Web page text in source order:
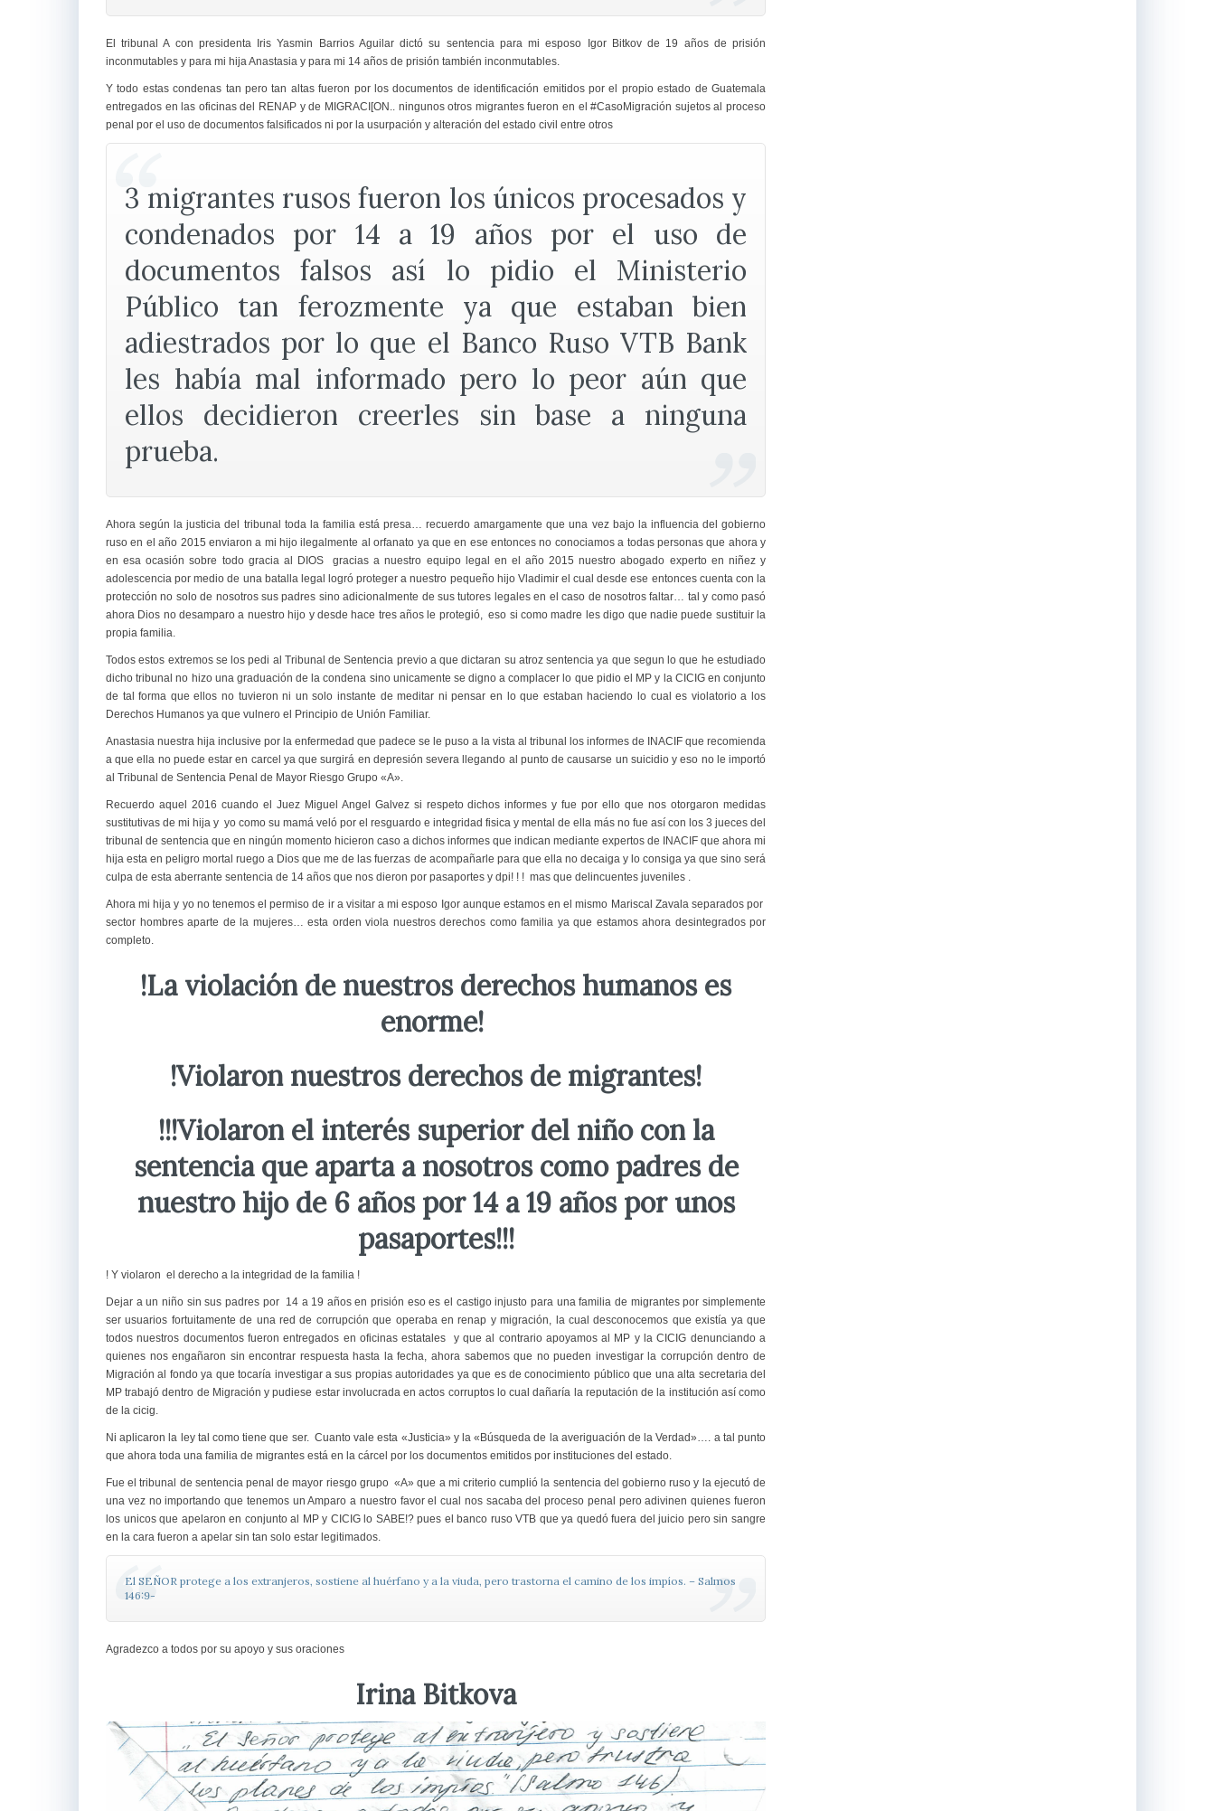
El tribunal A con presidenta Iris Yasmin Barrios Aguilar dictó su sentencia para mi esposo Igor Bitkov de 19 años de prisión
inconmutables y para mi hija Anastasia y para mi 14 años de prisión también inconmutables.
Y todo estas condenas tan pero tan altas fueron por los documentos de identificación emitidos por el propio estado de Guatemala
entregados en las oficinas del RENAP y de MIGRACI[ON.. ningunos otros migrantes fueron en el #CasoMigración sujetos al proceso
penal por el uso de documentos falsificados ni por la usurpación y alteración del estado civil entre otros
3 migrantes rusos fueron los únicos procesados y
condenados por 14 a 19 años por el uso de
documentos falsos así lo pidio el Ministerio
Público tan ferozmente ya que estaban bien
adiestrados por lo que el Banco Ruso VTB Bank
les había mal informado pero lo peor aún que
ellos decidieron creerles sin base a ninguna
prueba.
Ahora según la justicia del tribunal toda la familia está presa… recuerdo amargamente que una vez bajo la influencia del gobierno
ruso en el año 2015 enviaron a mi hijo ilegalmente al orfanato ya que en ese entonces no conociamos a todas personas que ahora y
en esa ocasión sobre todo gracia al DIOS gracias a nuestro equipo legal en el año 2015 nuestro abogado experto en niñez y
adolescencia por medio de una batalla legal logró proteger a nuestro pequeño hijo Vladimir el cual desde ese entonces cuenta con la
protección no solo de nosotros sus padres sino adicionalmente de sus tutores legales en el caso de nosotros faltar… tal y como pasó
ahora Dios no desamparo a nuestro hijo y desde hace tres años le protegió, eso si como madre les digo que nadie puede sustituir la
propia familia.
Todos estos extremos se los pedi al Tribunal de Sentencia previo a que dictaran su atroz sentencia ya que segun lo que he estudiado
dicho tribunal no hizo una graduación de la condena sino unicamente se digno a complacer lo que pidio el MP y la CICIG en conjunto
de tal forma que ellos no tuvieron ni un solo instante de meditar ni pensar en lo que estaban haciendo lo cual es violatorio a los
Derechos Humanos ya que vulnero el Principio de Unión Familiar.
Anastasia nuestra hija inclusive por la enfermedad que padece se le puso a la vista al tribunal los informes de INACIF que recomienda
a que ella no puede estar en carcel ya que surgirá en depresión severa llegando al punto de causarse un suicidio y eso no le importó
al Tribunal de Sentencia Penal de Mayor Riesgo Grupo «A».
Recuerdo aquel 2016 cuando el Juez Miguel Angel Galvez si respeto dichos informes y fue por ello que nos otorgaron medidas
sustitutivas de mi hija y yo como su mamá veló por el resguardo e integridad fisica y mental de ella más no fue así con los 3 jueces del
tribunal de sentencia que en ningún momento hicieron caso a dichos informes que indican mediante expertos de INACIF que ahora mi
hija esta en peligro mortal ruego a Dios que me de las fuerzas de acompañarle para que ella no decaiga y lo consiga ya que sino será
culpa de esta aberrante sentencia de 14 años que nos dieron por pasaportes y dpi! ! ! mas que delincuentes juveniles .
Ahora mi hija y yo no tenemos el permiso de ir a visitar a mi esposo Igor aunque estamos en el mismo Mariscal Zavala separados por
sector hombres aparte de la mujeres… esta orden viola nuestros derechos como familia ya que estamos ahora desintegrados por
completo.
!La violación de nuestros derechos humanos es
enorme!
!Violaron nuestros derechos de migrantes!
!!!Violaron el interés superior del niño con la
sentencia que aparta a nosotros como padres de
nuestro hijo de 6 años por 14 a 19 años por unos
pasaportes!!!
! Y violaron el derecho a la integridad de la familia !
Dejar a un niño sin sus padres por 14 a 19 años en prisión eso es el castigo injusto para una familia de migrantes por simplemente
ser usuarios fortuitamente de una red de corrupción que operaba en renap y migración, la cual desconocemos que existía ya que
todos nuestros documentos fueron entregados en oficinas estatales y que al contrario apoyamos al MP y la CICIG denunciando a
quienes nos engañaron sin encontrar respuesta hasta la fecha, ahora sabemos que no pueden investigar la corrupción dentro de
Migración al fondo ya que tocaría investigar a sus propias autoridades ya que es de conocimiento público que una alta secretaria del
MP trabajó dentro de Migración y pudiese estar involucrada en actos corruptos lo cual dañaría la reputación de la institución así como
de la cicig.
Ni aplicaron la ley tal como tiene que ser. Cuanto vale esta «Justicia» y la «Búsqueda de la averiguación de la Verdad»…. a tal punto
que ahora toda una familia de migrantes está en la cárcel por los documentos emitidos por instituciones del estado.
Fue el tribunal de sentencia penal de mayor riesgo grupo «A» que a mi criterio cumplió la sentencia del gobierno ruso y la ejecutó de
una vez no importando que tenemos un Amparo a nuestro favor el cual nos sacaba del proceso penal pero adivinen quienes fueron
los unicos que apelaron en conjunto al MP y CICIG lo SABE!? pues el banco ruso VTB que ya quedó fuera del juicio pero sin sangre
en la cara fueron a apelar sin tan solo estar legitimados.
El SEÑOR protege a los extranjeros, sostiene al huérfano y a la viuda, pero trastorna el camino de los impíos. – Salmos
146:9-
Agradezco a todos por su apoyo y sus oraciones
Irina Bitkova